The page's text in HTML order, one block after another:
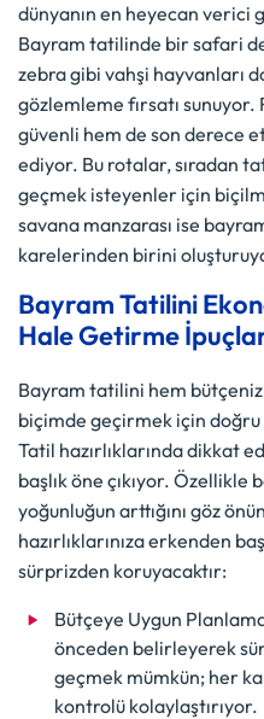
dünyanın en heyecan verici
Bayram tatilinde bir safari
zebra gibi vahşi hayvanları
gözlemleme fırsatı
güvenli hem de son derece
ediyor. Bu rotalar, sıradan
geçmek isteyenler için
savana manzarası ise
karelerinden birini
Bayram Tatilini
Hale Getirme
Bayram tatilini hem
biçimde geçirmek için
Tatil hazırlıklarında dikkat
başlık öne çıkıyor.
yoğunluğun arttığını göz
hazırlıklarınıza erkenden
sürprizden koruyacaktır:
Bütçeye Uygun
önceden belirleyerek
geçmek mümkün; her
kontrolü kolaylaştırıyor.